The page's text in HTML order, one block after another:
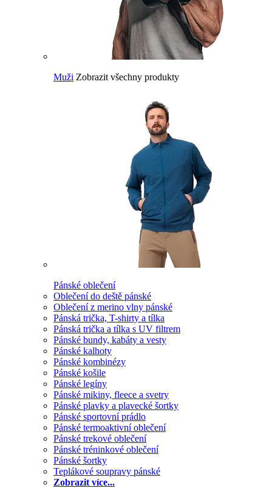
Muži Zobrazit všechny produkty
Pánské oblečení
Oblečení do deště pánské
Oblečení z merino vlny pánské
Pánská trička, T-shirty a tílka
Pánská trička a tílka s UV filtrem
Pánské bundy, kabáty a vesty
Pánské kalhoty
Pánské kombinézy
Pánské košile
Pánské legíny
Pánské mikiny, fleece a svetry
Pánské plavky a plavecké šortky
Pánské sportovní prádlo
Pánské termoaktivní oblečení
Pánské trekové oblečení
Pánské tréninkové oblečení
Pánské šortky
Teplákové soupravy pánské
Zobrazit více...